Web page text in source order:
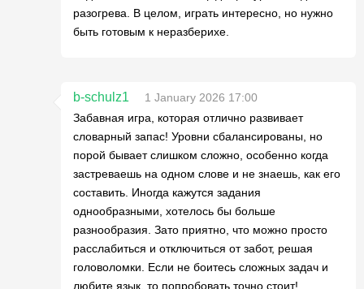
разогрева. В целом, играть интересно, но нужно
быть готовым к неразберихе.
b-schulz1
1 January 2026 17:00
Забавная игра, которая отлично развивает
словарный запас! Уровни сбалансированы, но
порой бывает слишком сложно, особенно когда
застреваешь на одном слове и не знаешь, как его
составить. Иногда кажутся задания
однообразными, хотелось бы больше
разнообразия. Зато приятно, что можно просто
расслабиться и отключиться от забот, решая
головоломки. Если не боитесь сложных задач и
любите язык, то попробовать точно стоит!